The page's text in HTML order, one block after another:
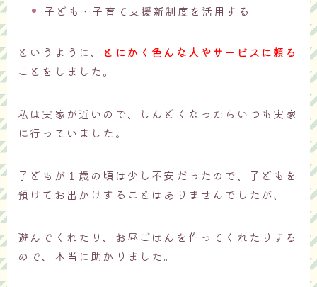
子ども・子育て支援新制度を活用する
というように、
とにかく色んな人やサービスに頼る
ことをしました。
私は実家が近いので、しんどくなったらいつも実家
に行っていました。
子どもが１歳の頃は少し不安だったので、子どもを
預けてお出かけすることはありませんでしたが、
遊んでくれたり、お昼ごはんを作ってくれたりする
ので、本当に助かりました。